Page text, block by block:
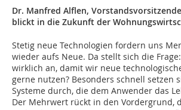
Dr. Manfred Alflen,
blickt in die Zukunft der
Stetig neue Technologien fordern uns
wieder aufs Neue. Da stellt sich die
wirklich an, damit wir neue
gerne nutzen? Besonders schnell setzen
Systeme durch, die dem Anwender das
Der Mehrwert rückt in den Vordergrund,